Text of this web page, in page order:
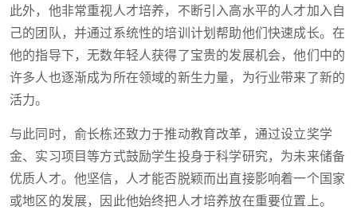
此外，他非常重视人才培养，不断引入高水平的人才加入自
己的团队，并通过系统性的培训计划帮助他们快速成长。在
他的指导下，无数年轻人获得了宝贵的发展机会，他们中的
许多人也逐渐成为所在领域的新生力量，为行业带来了新的
活力。
与此同时，俞长栋还致力于推动教育改革，通过设立奖学
金、实习项目等方式鼓励学生投身于科学研究，为未来储备
优质人才。他坚信，人才能否脱颖而出直接影响着一个国家
或地区的发展，因此他始终把人才培养放在重要位置上。